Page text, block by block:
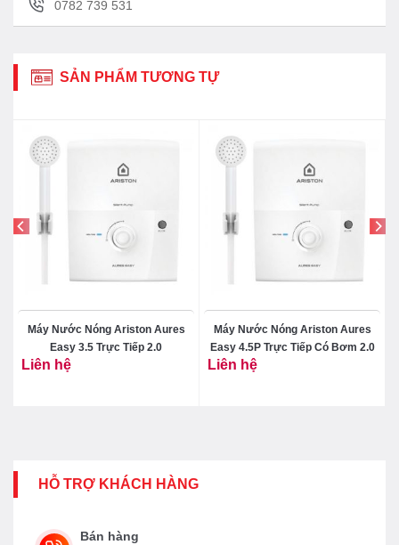
Sản phẩm chính hãng được cung cấp tại đại lý
0782 739 531
SẢN PHẨM TƯƠNG TỰ
Máy Nước Nóng Ariston Aures
Easy 3.5 Trực Tiếp 2.0
Liên hệ
Máy Nước Nóng Ariston Aures
Easy 4.5P Trực Tiếp Có Bơm 2.0
Liên hệ
HỖ TRỢ KHÁCH HÀNG
Bán hàng